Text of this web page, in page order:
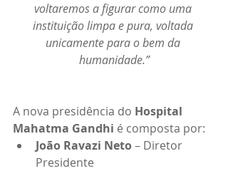
voltaremos a figurar como uma
instituição limpa e pura, voltada
unicamente para o bem da
humanidade.”
A nova presidência do Hospital
Mahatma Gandhi é composta por:
João Ravazi Neto – Diretor
Presidente